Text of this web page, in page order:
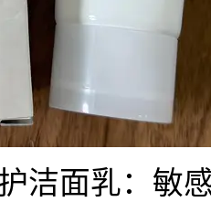
洁面乳：敏